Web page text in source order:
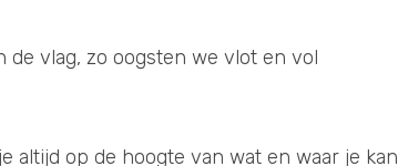
de vlag, zo oogsten we vlot en vol
altijd op de hoogte van wat en waar je kan